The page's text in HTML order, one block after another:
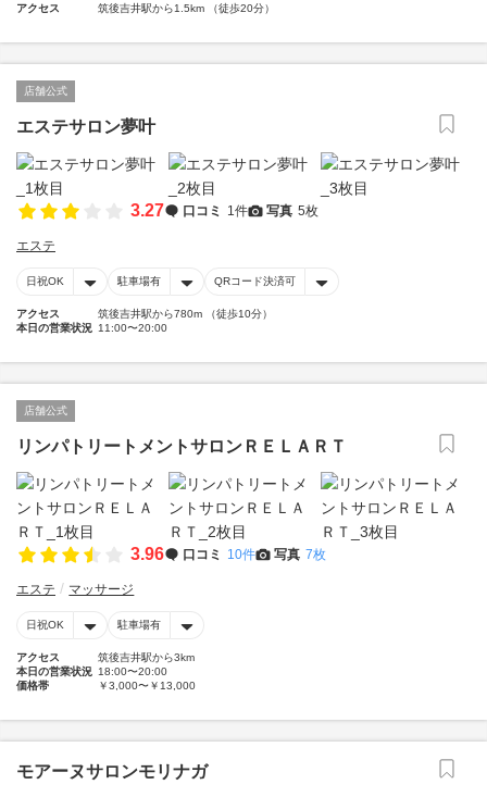
アクセス 筑後吉井駅から1.5km （徒歩20分）
店舗公式
エステサロン夢叶
3.27 口コミ 1件 写真 5枚
エステ
日祝OK 駐車場有 QRコード決済可
アクセス
筑後吉井駅から780m （徒歩10分）
本日の営業状況 11:00〜20:00
店舗公式
リンパトリートメントサロンＲＥＬＡＲＴ
3.96 口コミ 10件 写真 7枚
エステ マッサージ
日祝OK 駐車場有
アクセス
筑後吉井駅から3km
本日の営業状況 18:00〜20:00
価格帯
￥3,000〜￥13,000
モアーヌサロンモリナガ